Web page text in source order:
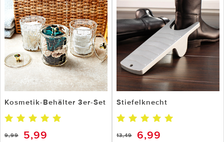
Kosmetik-Behälter 3er-Set
9,99 5,99
Stiefelknecht
13,49 6,99